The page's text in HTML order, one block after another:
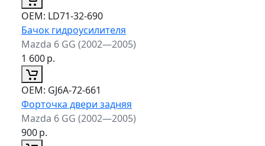
ОЕМ: LD71-32-690
Бачок гидроусилителя
Mazda 6 GG (2002—2005)
1 600р.
ОЕМ: GJ6A-72-661
Форточка двери задняя
Mazda 6 GG (2002—2005)
900р.